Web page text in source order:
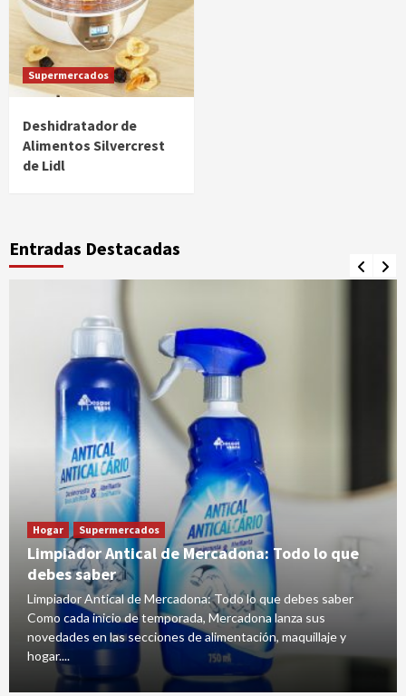
Supermercados
Deshidratador de
Alimentos Silvercrest
de Lidl
Entradas Destacadas
Hogar Supermercados
Limpiador Antical de Mercadona: Todo lo que
debes saber
Limpiador Antical de Mercadona: Todo lo que debes saber
Como cada inicio de temporada, Mercadona lanza sus
novedades en las secciones de alimentación, maquillaje y
hogar....